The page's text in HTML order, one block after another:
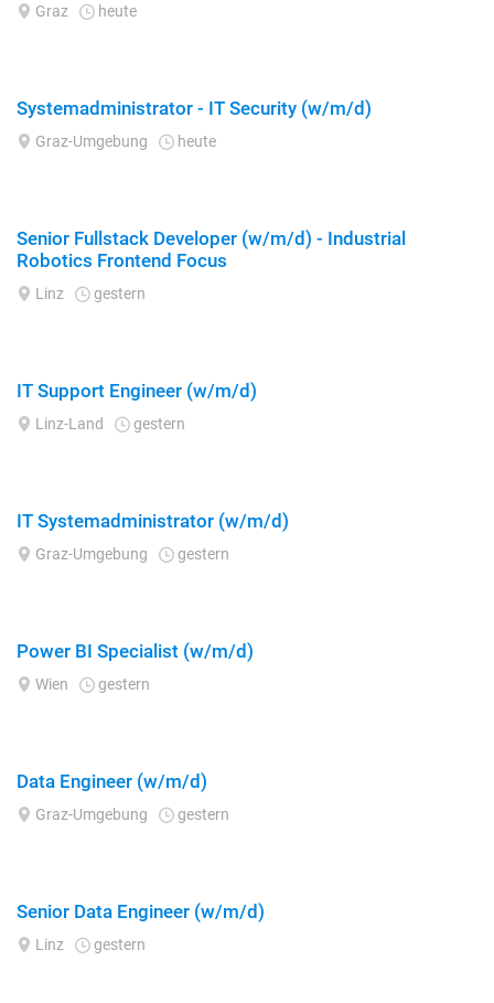
Graz heute
Systemadministrator - IT Security (w/m/d)
Graz-Umgebung heute
Senior Fullstack Developer (w/m/d) - Industrial
Robotics Frontend Focus
Linz gestern
IT Support Engineer (w/m/d)
Linz-Land gestern
IT Systemadministrator (w/m/d)
Graz-Umgebung gestern
Power BI Specialist (w/m/d)
Wien gestern
Data Engineer (w/m/d)
Graz-Umgebung gestern
Senior Data Engineer (w/m/d)
Linz gestern